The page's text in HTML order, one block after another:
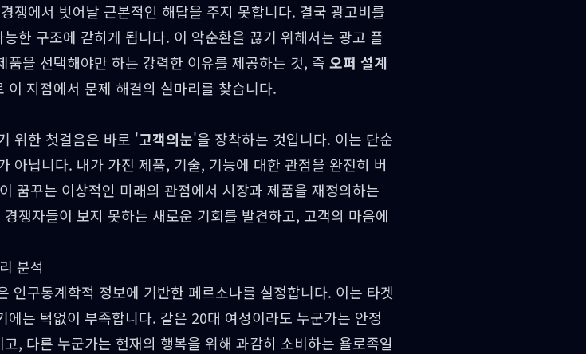
쟁에서 벗어날 근본적인 해답을 주지 못합니다. 결국 광고비를
한 구조에 갇히게 됩니다. 이 악순환을 끊기 위해서는 광고 플
을 선택해야만 하는 강력한 이유를 제공하는 것, 즉 오퍼 설계
이 지점에서 문제 해결의 실마리를 찾습니다.
위한 첫걸음은 바로 '고객의눈'을 장착하는 것입니다. 이는 단순
아닙니다. 내가 가진 제품, 기술, 기능에 대한 관점을 완전히 버
꿈꾸는 이상적인 미래의 관점에서 시장과 제품을 재정의하는
쟁자들이 보지 못하는 새로운 기회를 발견하고, 고객의 마음에
분석
구통계학적 정보에 기반한 페르소나를 설정합니다. 이는 타겟
는 턱없이 부족합니다. 같은 20대 여성이라도 누군가는 안정
, 다른 누군가는 현재의 행복을 위해 과감히 소비하는 욜로족일